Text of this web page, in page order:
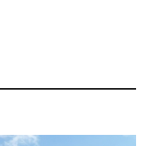
арени лідера
Моїса Катумба.